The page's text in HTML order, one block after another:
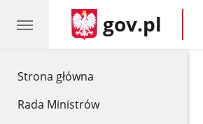
Strona główna
Rada Ministrów
gov.pl